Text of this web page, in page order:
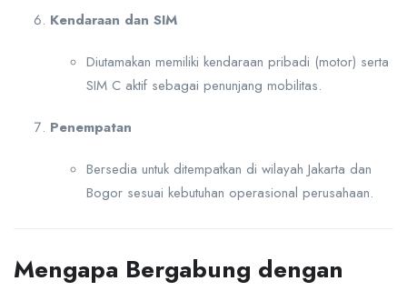
Kendaraan dan SIM
Diutamakan memiliki kendaraan pribadi (motor) serta
SIM C aktif sebagai penunjang mobilitas.
Penempatan
Bersedia untuk ditempatkan di wilayah Jakarta dan
Bogor sesuai kebutuhan operasional perusahaan.
Mengapa Bergabung dengan